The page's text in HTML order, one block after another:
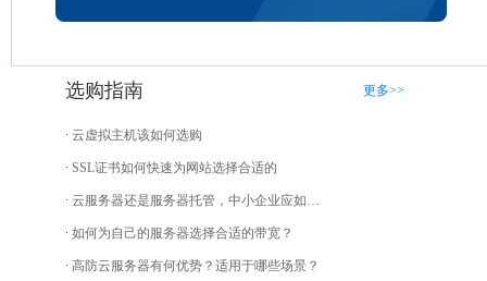
选购指南 更多>>
云虚拟主机该如何选购
SSL证书如何快速为网站选择合适的
云服务器还是服务器托管，中小企业应如何选择？
如何为自己的服务器选择合适的带宽？
高防云服务器有何优势？适用于哪些场景？